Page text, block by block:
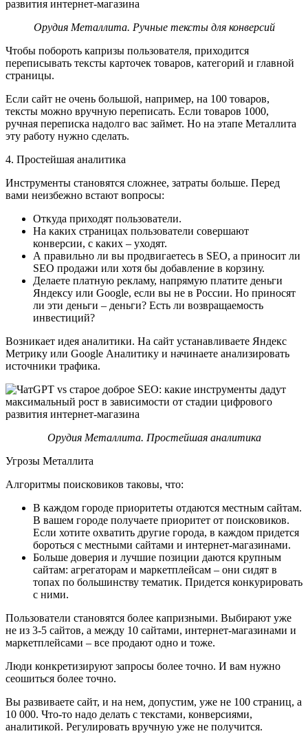
Орудия Металлита. Ручные тексты для конверсий
Чтобы побороть капризы пользователя, приходится
переписывать тексты карточек товаров, категорий и главной
страницы.
Если сайт не очень большой, например, на 100 товаров,
тексты можно вручную переписать. Если товаров 1000,
ручная переписка надолго вас займет. Но на этапе Металлита
эту работу нужно сделать.
4. Простейшая аналитика
Инструменты становятся сложнее, затраты больше. Перед
вами неизбежно встают вопросы:
Откуда приходят пользователи.
На каких страницах пользователи совершают
конверсии, с каких – уходят.
А правильно ли вы продвигаетесь в SEO, а приносит ли
SEO продажи или хотя бы добавление в корзину.
Делаете платную рекламу, напрямую платите деньги
Яндексу или Google, если вы не в России. Но приносят
ли эти деньги – деньги? Есть ли возвращаемость
инвестиций?
Возникает идея аналитики. На сайт устанавливаете Яндекс
Метрику или Google Аналитику и начинаете анализировать
источники трафика.
Орудия Металлита. Простейшая аналитика
Угрозы Металлита
Алгоритмы поисковиков таковы, что:
В каждом городе приоритеты отдаются местным сайтам.
В вашем городе получаете приоритет от поисковиков.
Если хотите охватить другие города, в каждом придется
бороться с местными сайтами и интернет-магазинами.
Больше доверия и лучшие позиции даются крупным
сайтам: агрегаторам и маркетплейсам – они сидят в
топах по большинству тематик. Придется конкурировать
с ними.
Пользователи становятся более капризными. Выбирают уже
не из 3-5 сайтов, а между 10 сайтами, интернет-магазинами и
маркетплейсами – все продают одно и тоже.
Люди конкретизируют запросы более точно. И вам нужно
сеошиться более точно.
Вы развиваете сайт, и на нем, допустим, уже не 100 страниц, а
10 000. Что-то надо делать с текстами, конверсиями,
аналитикой. Регулировать вручную уже не получится.